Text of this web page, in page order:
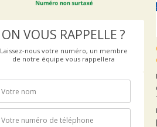
ON VOUS RAPPELLE ?
Laissez-nous votre numéro, un membre
de notre équipe vous rappellera